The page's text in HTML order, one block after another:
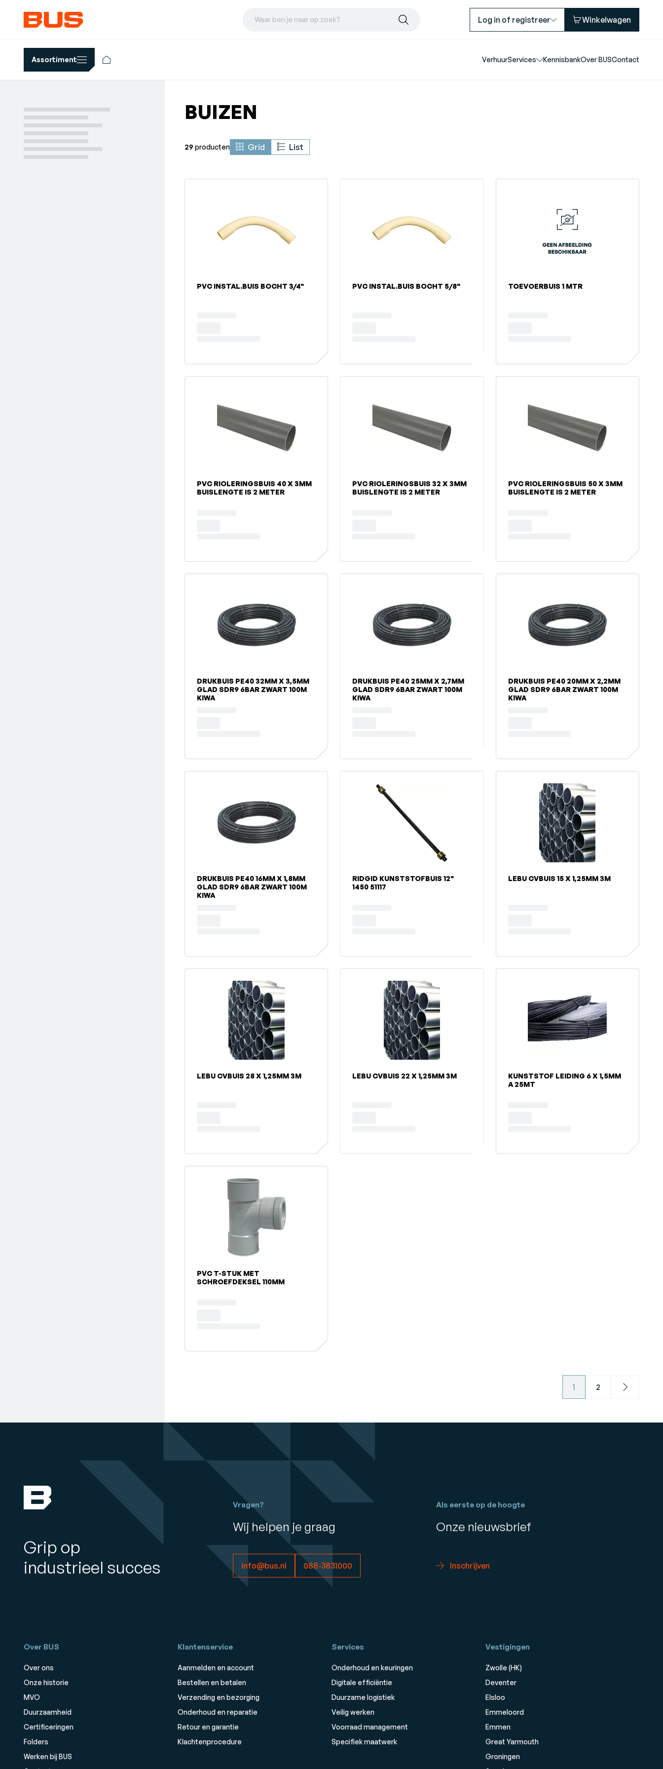
Waar ben je naar op zoek? Log in of registreer Winkelwagen
Assortiment VerhuurServices KennisbankOver BUSContact
BUIZEN
29 producten Grid List
PVC INSTAL.BUIS BOCHT 3/4" PVC INSTAL.BUIS BOCHT 5/8" TOEVOERBUIS 1 MTR
PVC RIOLERINGSBUIS 40 X 3MM
BUISLENGTE IS 2 METER
PVC RIOLERINGSBUIS 32 X 3MM
BUISLENGTE IS 2 METER
PVC RIOLERINGSBUIS 50 X 3MM
BUISLENGTE IS 2 METER
DRUKBUIS PE40 32MM X 3,5MM
GLAD SDR9 6BAR ZWART 100M
KIWA
DRUKBUIS PE40 25MM X 2,7MM
GLAD SDR9 6BAR ZWART 100M
KIWA
DRUKBUIS PE40 20MM X 2,2MM
GLAD SDR9 6BAR ZWART 100M
KIWA
DRUKBUIS PE40 16MM X 1,8MM
GLAD SDR9 6BAR ZWART 100M
KIWA
RIDGID KUNSTSTOFBUIS 12"
1450 51117
LEBU CVBUIS 15 X 1,25MM 3M
LEBU CVBUIS 28 X 1,25MM 3M LEBU CVBUIS 22 X 1,25MM 3M
KUNSTSTOF LEIDING 6 X 1,5MM
A 25MT
PVC T-STUK MET
SCHROEFDEKSEL 110MM
1 2 Next
Grip op
industrieel succes
Vragen?
Wij helpen je graag
info@bus.nl 088-3831000
Als eerste op de hoogte
Onze nieuwsbrief
Inschrijven
Over BUS
Over ons
Onze historie
MVO
Duurzaamheid
Certificeringen
Folders
Werken bij BUS
Klantenservice
Aanmelden en account
Bestellen en betalen
Verzending en bezorging
Onderhoud en reparatie
Retour en garantie
Klachtenprocedure
Services
Onderhoud en keuringen
Digitale efficiëntie
Duurzame logistiek
Veilig werken
Voorraad management
Specifiek maatwerk
Vestigingen
Zwolle (HK)
Deventer
Elsloo
Emmeloord
Emmen
Great Yarmouth
Groningen